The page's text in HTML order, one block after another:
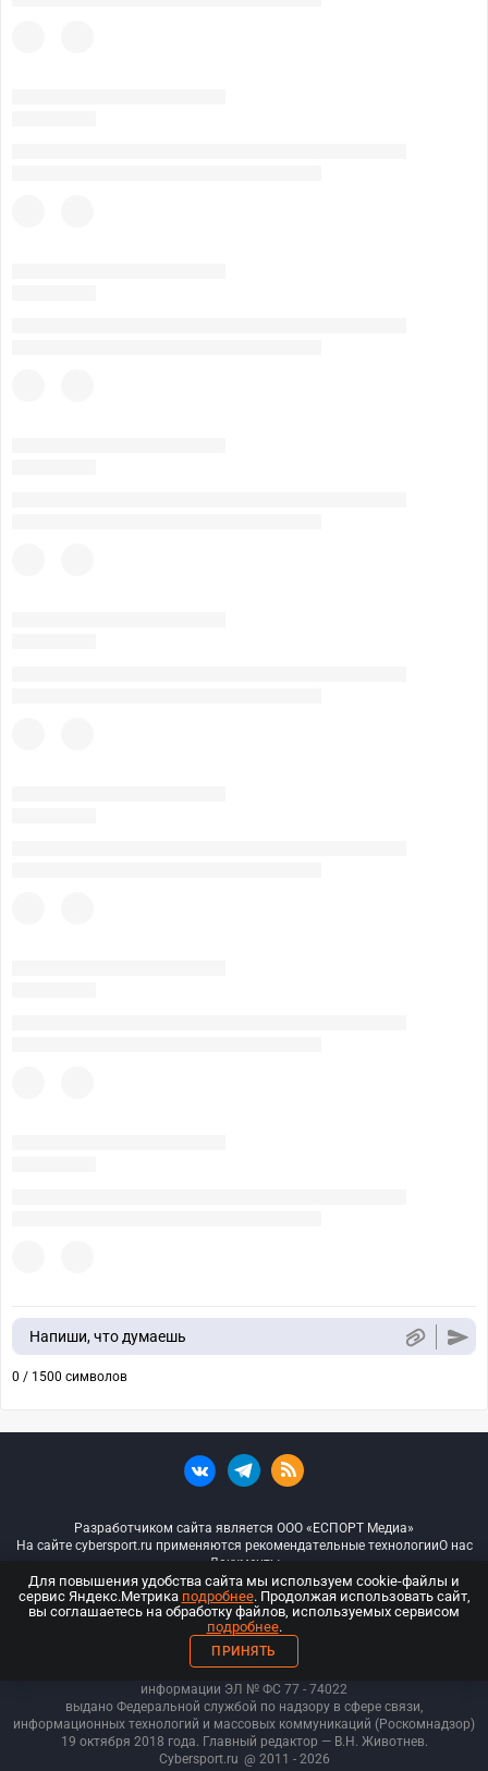
Напиши, что думаешь
0 / 1500 символов
Разработчиком сайта является ООО «ЕСПОРТ Медиа»
На сайте cybersport.ru применяются рекомендательные технологииО нас
Документы
© ООО «Киберспорт.ру» — Все права защищены
18+
ООО «Киберспорт.ру». Свидетельство о регистрации средств массовой
информации ЭЛ № ФС 77 - 74022
выдано Федеральной службой по надзору в сфере связи,
информационных технологий и массовых коммуникаций (Роскомнадзор)
19 октября 2018 года. Главный редактор — В.Н. Животнев.
Cybersport.ru @ 2011 - 2026
Для повышения удобства сайта мы используем cookie-файлы и
сервис Яндекс.Метрика подробнее. Продолжая использовать сайт,
вы соглашаетесь на обработку файлов, используемых сервисом
подробнее.
ПРИНЯТЬ